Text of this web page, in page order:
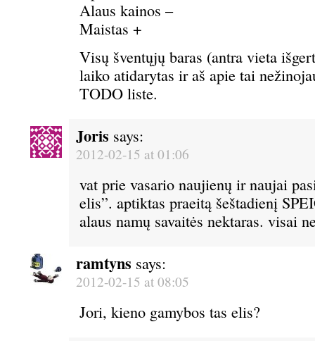
Alaus kainos –
Maistas +
Visų šventųjų baras (antra vieta
laiko atidarytas ir aš apie tai
TODO liste.
Joris says:
2012-02-15 at 01:06
vat prie vasario naujienų ir naujai
elis”. aptiktas praeitą šeštadienį
alaus namų savaitės nektaras. visai
ramtyns says:
2012-02-15 at 08:05
Jori, kieno gamybos tas elis?